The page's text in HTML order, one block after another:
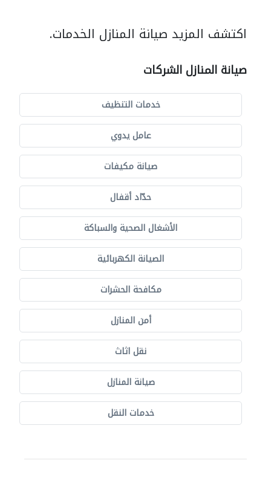
اكتشف المزيد صيانة المنازل الخدمات.
صيانة المنازل الشركات
خدمات التنظيف
عامل يدوي
صيانة مكيفات
حدّاد أقفال
الأشغال الصحية والسباكة
الصيانة الكهربائية
مكافحة الحشرات
أمن المنازل
نقل اثاث
صيانة المنازل
خدمات النقل